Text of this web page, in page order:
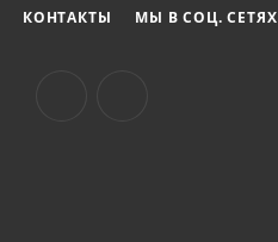
КОНТАКТЫ
МЫ В СОЦ. СЕТЯХ